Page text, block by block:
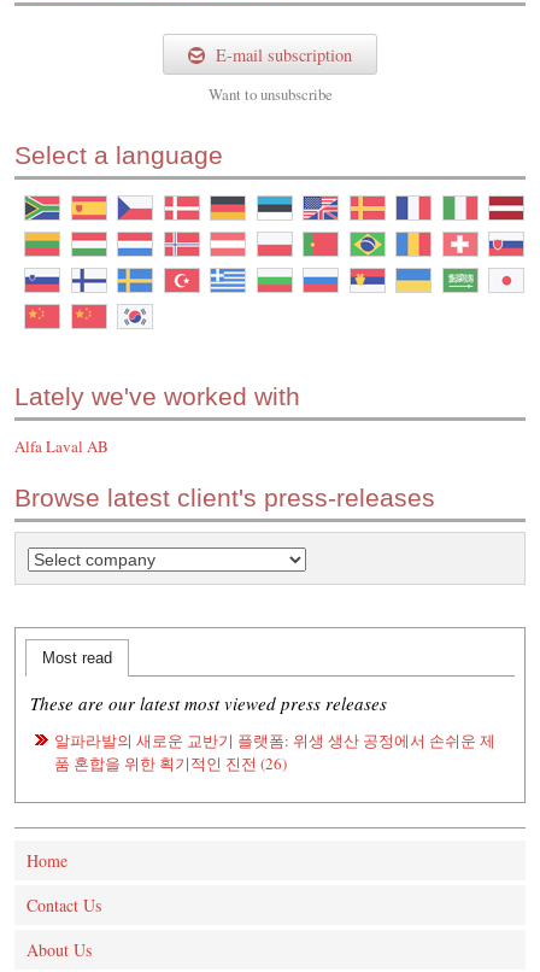
E-mail subscription
Want tounsubscribe
Select a language
Lately we've worked with
Alfa Laval AB
Browse latest client's press-releases
Most read
These are our latest most viewed press releases
알파라발의 새로운 교반기 플랫폼: 위생 생산 공정에서 손쉬운 제
품 혼합을 위한 획기적인 진전 (26)
Home
Contact Us
About Us